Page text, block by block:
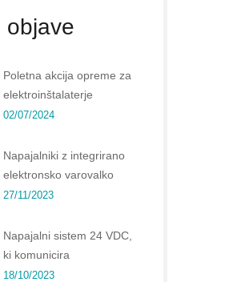
objave
Poletna akcija opreme za
elektroinštalaterje
02/07/2024
Napajalniki z integrirano
elektronsko varovalko
27/11/2023
Napajalni sistem 24 VDC,
ki komunicira
18/10/2023